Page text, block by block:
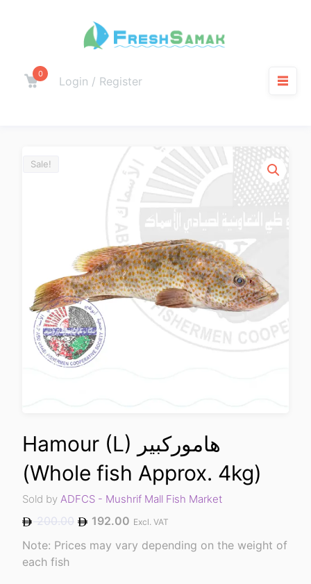
0
Login / Register
Sale!
Hamour (L) هاموركبير
(Whole fish Approx. 4kg)
Sold by ADFCS - Mushrif Mall Fish Market
200.00 192.00 Excl. VAT
Note: Prices may vary depending on the weight of
each fish